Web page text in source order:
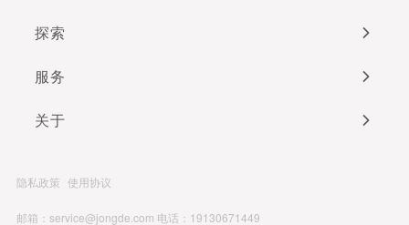
探索
服务
关于
隐私政策 使用协议
邮箱：service@jongde.com 电话：19130671449